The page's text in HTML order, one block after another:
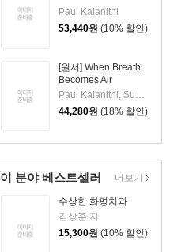
Paul Kalanithi
53,440원 (10% 할인)
[원서] When Breath
Becomes Air
44,280원 (18% 할인)
이 분야 베스트셀러
수상한 화평치과
김상훈 저
15,300원 (10% 할인)
더보기